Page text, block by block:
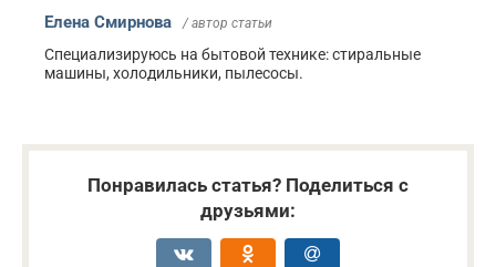
Елена Смирнова / автор статьи
Специализируюсь на бытовой технике: стиральные
машины, холодильники, пылесосы.
Понравилась статья? Поделиться с
друзьями: